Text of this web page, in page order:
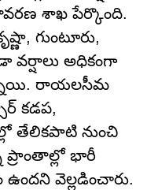
శాఖ పేర్కొంది.
గుంటూరు,
వర్షాలు అధికంగా
రాయలసీమ
కడప,
తేలికపాటి నుంచి
ప్రాంతాల్లో భారీ
వెల్లడించారు.